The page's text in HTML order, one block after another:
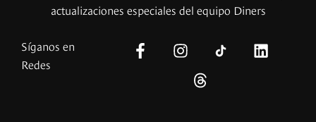
actualizaciones especiales del equipo Diners
Síganos en
Redes